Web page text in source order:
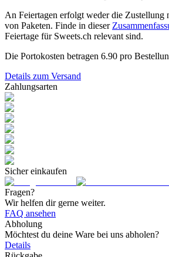
An Feiertagen erfolgt weder die Zustellung
von Paketen. Finde in dieser
Feiertage für Sweets.ch relevant sind.
Die Portokosten betragen 6.90 pro
Details zum Versand
Zahlungsarten
Sicher einkaufen
Fragen?
Wir helfen dir gerne weiter.
FAQ ansehen
Abholung
Möchtest du deine Ware bei uns abholen?
Details